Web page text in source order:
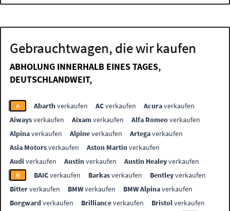
Gebrauchtwagen, die wir kaufen
ABHOLUNG INNERHALB EINES TAGES,
DEUTSCHLANDWEIT,
A Abarthverkaufen ACverkaufen Acuraverkaufen
Aiwaysverkaufen Aixamverkaufen Alfa Romeoverkaufen
Alpinaverkaufen Alpineverkaufen Artegaverkaufen
Asia Motorsverkaufen Aston Martinverkaufen
Audi verkaufen Austinverkaufen Austin Healeyverkaufen
B
BAICverkaufen Barkasverkaufen Bentleyverkaufen
Bitterverkaufen BMWverkaufen BMW Alpinaverkaufen
Borgwardverkaufen Brillianceverkaufen Bristolverkaufen